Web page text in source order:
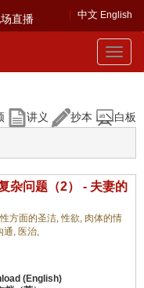
中文 English
直播
Toggle
讲义 抄本 白板
杂问题（2） - 夫妻的
性方面的圣洁,性欲, 肉体的情
通, 医治,